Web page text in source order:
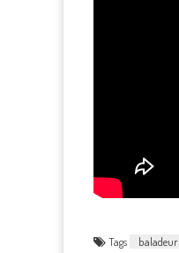
Tags baladeur